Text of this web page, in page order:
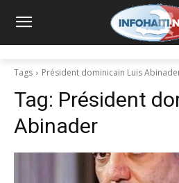
Tags Président dominicain Luis
Tag: Président
Abinader